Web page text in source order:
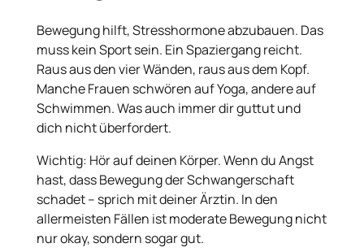
Bewegung hilft, Stresshormone abzubauen. Das
muss kein Sport sein. Ein Spaziergang reicht.
Raus aus den vier Wänden, raus aus dem Kopf.
Manche Frauen schwören auf Yoga, andere auf
Schwimmen. Was auch immer dir guttut und
dich nicht überfordert.
Wichtig: Hör auf deinen Körper. Wenn du Angst
hast, dass Bewegung der Schwangerschaft
schadet – sprich mit deiner Ärztin. In den
allermeisten Fällen ist moderate Bewegung nicht
nur okay, sondern sogar gut.